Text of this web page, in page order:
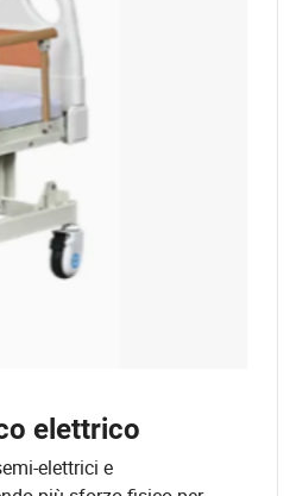
elettrico
elettrici e